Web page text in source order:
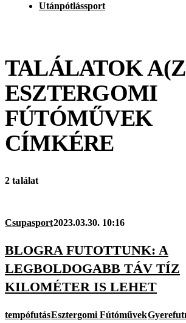
Utánpótlássport
TALÁLATOK
ESZTERGOMI
FÚTÓMŰVEK
CÍMKÉRE
2 találat
Csupasport2023.03.30. 10:16
BLOGRA FUTOTTUNK: A
LEGBOLDOGABB TÁV TÍZ
KILOMÉTER IS LEHET
tempófutásEsztergomi Fútóművek